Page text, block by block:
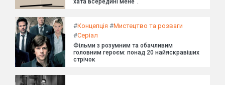
#Концепція #Мистецтво та розваги
#Серіал
Фільми з розумним та обачливим
головним героєм: понад 20 найяскравіших
стрічок